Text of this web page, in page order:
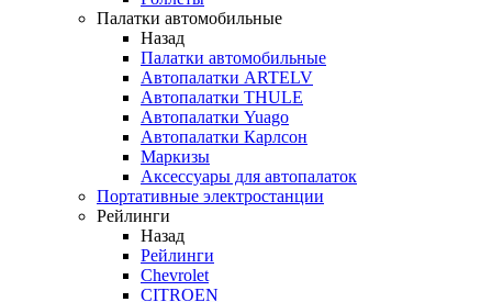
Палатки автомобильные
Назад
Палатки автомобильные
Автопалатки ARTELV
Автопалатки THULE
Автопалатки Yuago
Автопалатки Карлсон
Маркизы
Аксессуары для автопалаток
Портативные электростанции
Рейлинги
Назад
Рейлинги
Chevrolet
CITROEN